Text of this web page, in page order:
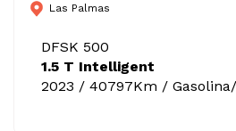
Las Palmas
DFSK 500
1.5 T Intelligent
2023 / 40797Km / Gasolina/